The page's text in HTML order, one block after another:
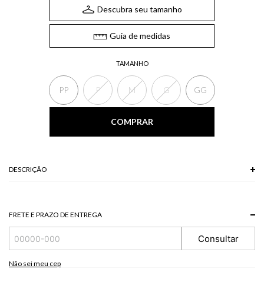
TAMANHO
PP P M G GG
Descubra seu tamanho
Guia de medidas
COMPRAR
DESCRIÇÃO
FRETE E PRAZO DE ENTREGA
Consultar
Não sei meu cep